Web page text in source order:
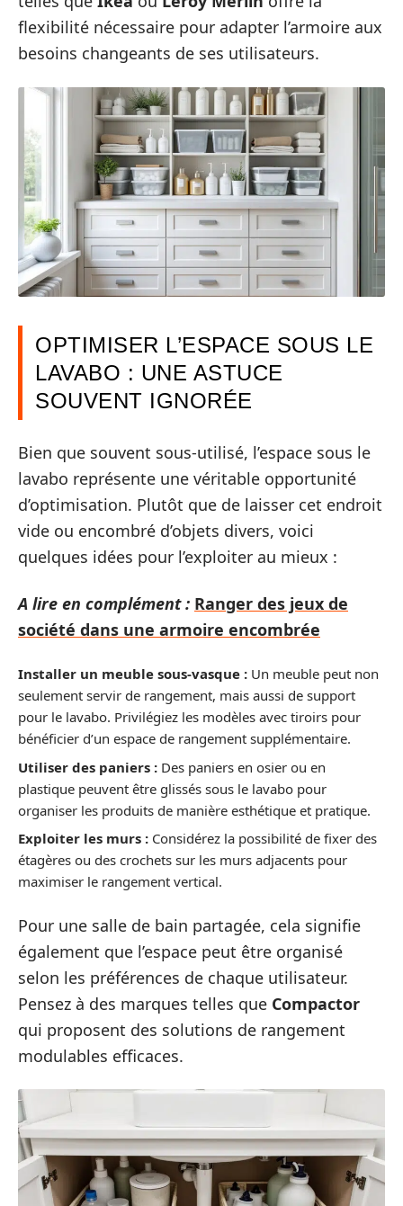
flexibilité nécessaire pour adapter l’armoire aux
besoins changeants de ses utilisateurs.
OPTIMISER L’ESPACE SOUS LE
LAVABO : UNE ASTUCE
SOUVENT IGNORÉE
Bien que souvent sous-utilisé, l’espace sous le
lavabo représente une véritable opportunité
d’optimisation. Plutôt que de laisser cet endroit
vide ou encombré d’objets divers, voici
quelques idées pour l’exploiter au mieux :
A lire en complément : Ranger des jeux de
société dans une armoire encombrée
Installer un meuble sous-vasque : Un meuble peut non
seulement servir de rangement, mais aussi de support
pour le lavabo. Privilégiez les modèles avec tiroirs pour
bénéficier d’un espace de rangement supplémentaire.
Utiliser des paniers : Des paniers en osier ou en
plastique peuvent être glissés sous le lavabo pour
organiser les produits de manière esthétique et pratique.
Exploiter les murs : Considérez la possibilité de fixer des
étagères ou des crochets sur les murs adjacents pour
maximiser le rangement vertical.
Pour une salle de bain partagée, cela signifie
également que l’espace peut être organisé
selon les préférences de chaque utilisateur.
Pensez à des marques telles que Compactor
qui proposent des solutions de rangement
modulables efficaces.